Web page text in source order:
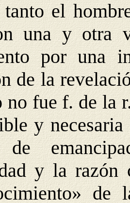
tanto el
una y otra
por una
de la
no fue f. de la
y
de
y la razón